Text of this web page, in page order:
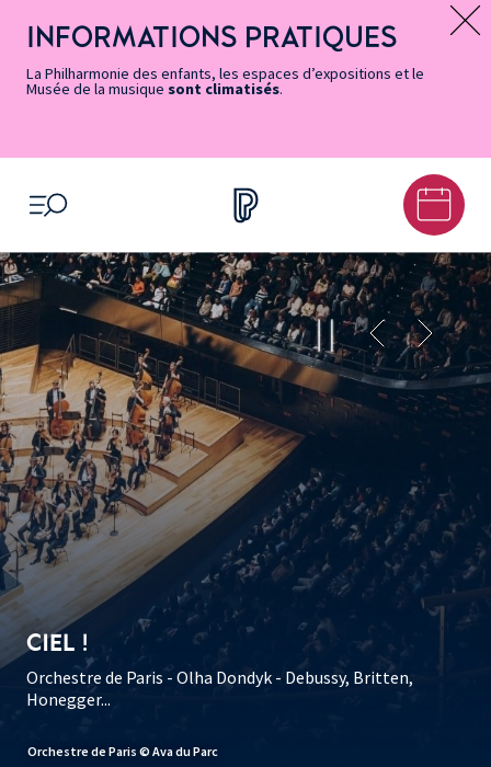
page
Accessibilité
accès
rapides
principal
contenu
principal
page
Message d’information
INFORMATIONS PRATIQUES
La Philharmonie des enfants, les espaces d’expositions et le
Musée de la musique sont climatisés.
OUVRIR LE MENU
Orchestre de Paris © Ava du Parc
CIEL !
Orchestre de Paris - Olha Dondyk - Debussy, Britten,
Honegger...